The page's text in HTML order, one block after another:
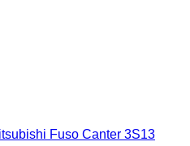
Fuso Canter 3S13